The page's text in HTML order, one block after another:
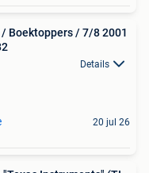
Boektoppers / 7/8 2001
Details
20 jul 26